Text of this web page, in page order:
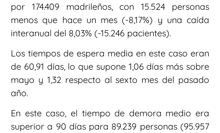
por 174.409 madrileños, con 15.524 personas
menos que hace un mes (-8,17%) y una caída
interanual del 8,03% (-15.246 pacientes).
Los tiempos de espera media en este caso eran
de 60,91 días, lo que supone 1,06 días más sobre
mayo y 1,32 respecto al sexto mes del pasado
año.
En este caso, el tiempo de demora medio era
superior a 90 días para 89.239 personas (95.957